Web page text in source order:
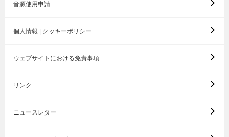
音源使用申請
個人情報 | クッキーポリシー
ウェブサイトにおける免責事項
リンク
ニュースレター